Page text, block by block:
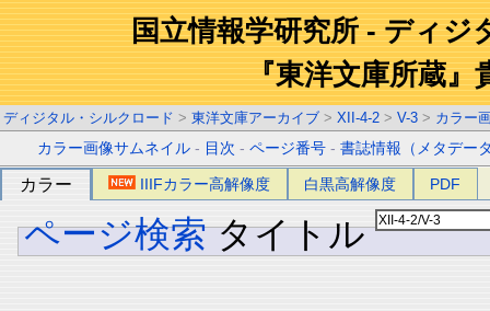
国立情報学研究所 - ディジ
『東洋文庫所蔵』
ディジタル・シルクロード > 東洋文庫アーカイブ > XII-4-2 > V-3 > カラー
カラー画像サムネイル - 目次 -ページ番号 -書誌情報（メタデー
カラー IIIFカラー高解像度 白黒高解像度 PDF
ページ検索 タイトル